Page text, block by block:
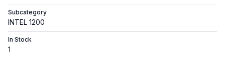
Subcategory
INTEL 1200
In Stock
1